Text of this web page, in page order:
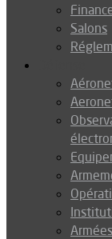
Salons
Armées